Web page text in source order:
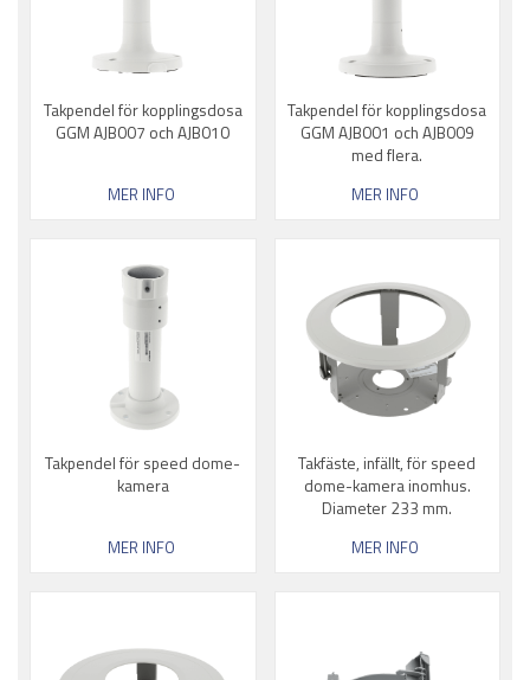
Takpendel för kopplingsdosa
GGM AJB007 och AJB010
MER INFO
Takpendel för kopplingsdosa
GGM AJB001 och AJB009
med flera.
MER INFO
Takpendel för speed dome-
kamera
MER INFO
Takfäste, infällt, för speed
dome-kamera inomhus.
Diameter 233 mm.
MER INFO